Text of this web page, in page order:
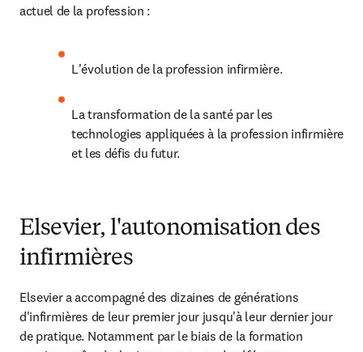
actuel de la profession :
L'évolution de la profession infirmière.
La transformation de la santé par les
technologies appliquées à la profession infirmière
et les défis du futur.
Elsevier, l'autonomisation des
infirmières
Elsevier a accompagné des dizaines de générations
d'infirmières de leur premier jour jusqu'à leur dernier jour
de pratique. Notamment par le biais de la formation